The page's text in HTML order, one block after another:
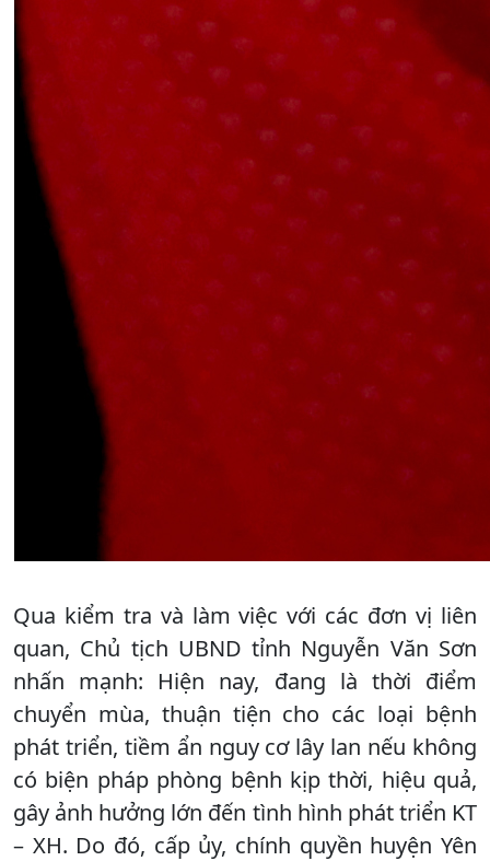
Qua kiểm tra và làm việc với các đơn vị liên
quan, Chủ tịch UBND tỉnh Nguyễn Văn Sơn
nhấn mạnh: Hiện nay, đang là thời điểm
chuyển mùa, thuận tiện cho các loại bệnh
phát triển, tiềm ẩn nguy cơ lây lan nếu không
có biện pháp phòng bệnh kịp thời, hiệu quả,
gây ảnh hưởng lớn đến tình hình phát triển KT
– XH. Do đó, cấp ủy, chính quyền huyện Yên